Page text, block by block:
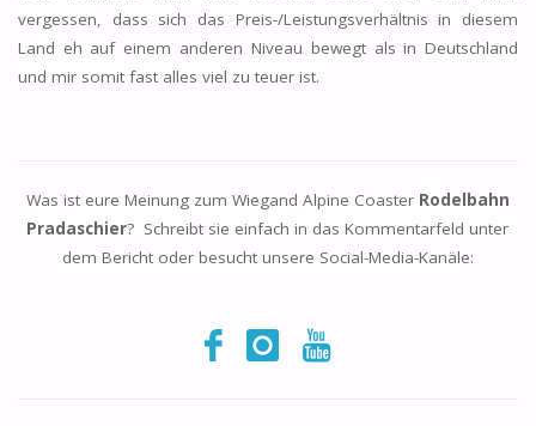
vergessen, dass sich das Preis-/Leistungsverhältnis in diesem
Land eh auf einem anderen Niveau bewegt als in Deutschland
und mir somit fast alles viel zu teuer ist.
Was ist eure Meinung zum Wiegand Alpine Coaster Rodelbahn
Pradaschier? Schreibt sie einfach in das Kommentarfeld unter
dem Bericht oder besucht unsere Social-Media-Kanäle: